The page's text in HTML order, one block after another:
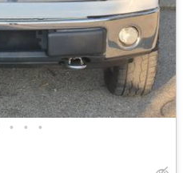
• • •